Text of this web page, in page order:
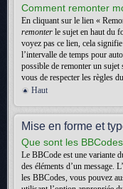
Comment remonter
En cliquant sur le lien «
remonter le sujet en haut du
voyez pas ce lien, cela
l’intervalle de temps pour
possible de remonter un
vous de respecter les règles
Haut
Mise en forme et
Que sont les
Le BBCode est une variante
des éléments d’un message.
les BBCodes, vous pouvez